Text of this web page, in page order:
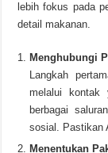
lebih fokus pada
detail makanan.
Menghubungi
Langkah
melalui kontak
berbagai
sosial. Pastikan
Menentukan